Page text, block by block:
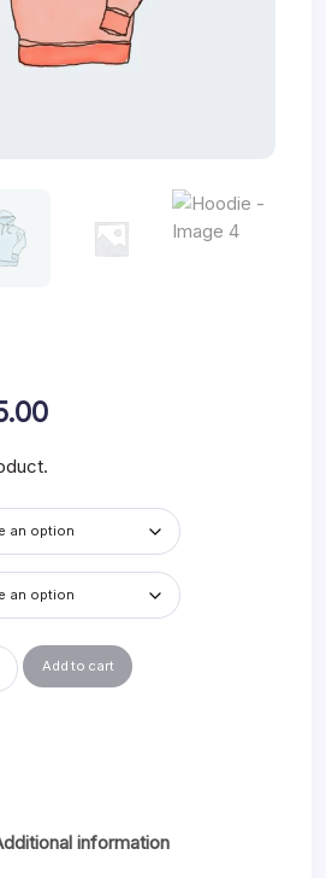
Price
through
$45.00
Add to cart
information